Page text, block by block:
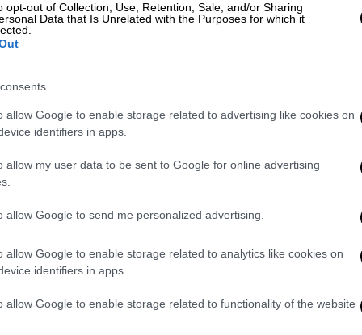
opt-out of Collection, Use, Retention, Sale, and/or Sharing
Data that Is Unrelated with the Purposes for which it
allow Google to enable storage related to advertising like cookies on
identifiers in apps.
allow my user data to be sent to Google for online advertising
allow Google to send me personalized advertising.
allow Google to enable storage related to analytics like cookies on
identifiers in apps.
allow Google to enable storage related to functionality of the website
είναι διαπραγματεύσιμη
, ούτε
υπουργός Άμυνας.
Κίτοανακοίνωσε σήμερα (17/12) ότι
στο πλαίσιο μιαςδιμερούς
χωρών.
Ισημερινό συμβαίνει ενώ οι ΗΠΑ
προέρχονταν από τη Βενεζουέλα,
του ΟΗΕ αμφισβητούν τη